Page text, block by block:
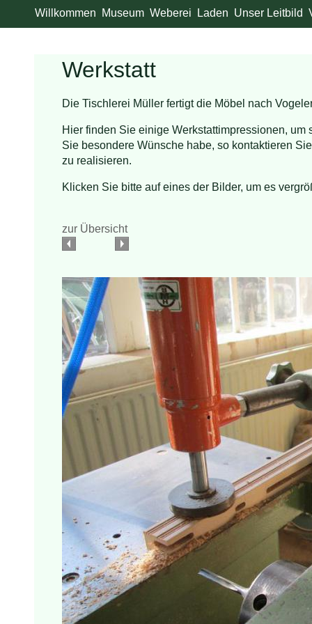
Willkommen Museum Weberei Laden Unser Leitbild
Werkstatt
Die Tischlerei Müller fertigt die Möbel nach
Hier finden Sie einige Werkstattimpressionen,
Sie besondere Wünsche habe, so kontaktieren
zu realisieren.
Klicken Sie bitte auf eines der Bilder, um es
zur Übersicht